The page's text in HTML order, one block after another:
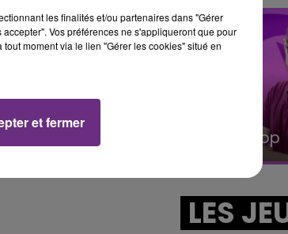
END
et vous êtes tous
Le Club
LES
les finalités et/ou partenaires dans "Gérer
Vos préférences ne s'appliqueront que pour
moment via le lien "Gérer les cookies" situé en
et fermer